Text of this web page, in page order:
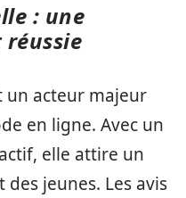
: une
réussie
un acteur majeur
en ligne. Avec un
elle attire un
jeunes. Les avis